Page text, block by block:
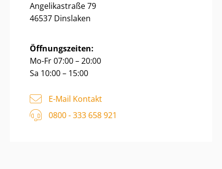
Angelikastraße 79
46537 Dinslaken
Öffnungszeiten:
Mo-Fr 07:00 – 20:00
Sa 10:00 – 15:00
E-Mail Kontakt
0800 - 333 658 921